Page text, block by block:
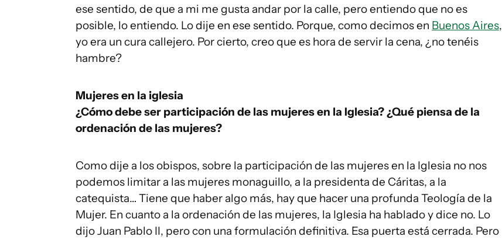
ese sentido, de que a mi me gusta andar por la calle, pero entiendo que no es
posible, lo entiendo. Lo dije en ese sentido. Porque, como decimos en Buenos Aires,
yo era un cura callejero. Por cierto, creo que es hora de servir la cena, ¿no tenéis
hambre?
Mujeres en la iglesia
¿Cómo debe ser participación de las mujeres en la Iglesia? ¿Qué piensa de la
ordenación de las mujeres?
Como dije a los obispos, sobre la participación de las mujeres en la Iglesia no nos
podemos limitar a las mujeres monaguillo, a la presidenta de Cáritas, a la
catequista… Tiene que haber algo más, hay que hacer una profunda Teología de la
Mujer. En cuanto a la ordenación de las mujeres, la Iglesia ha hablado y dice no. Lo
dijo Juan Pablo II, pero con una formulación definitiva. Esa puerta está cerrada. Pero